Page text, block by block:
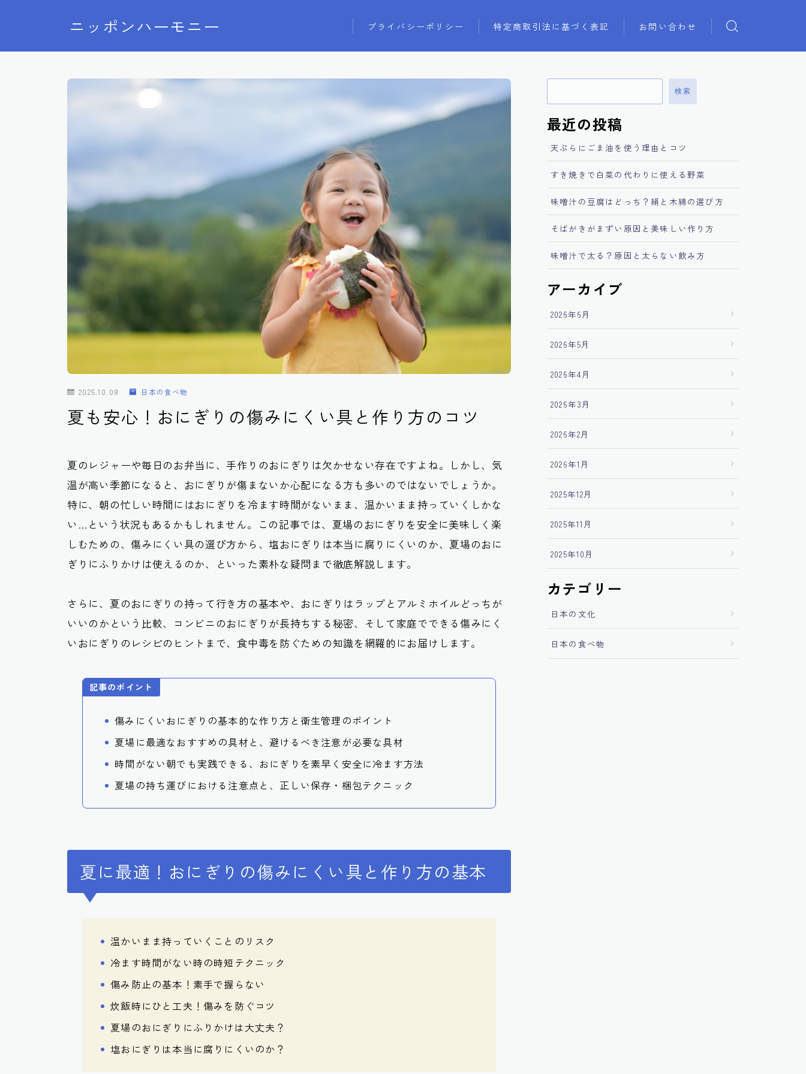
ニッポンハーモニー プライバシーポリシー 特定商取引法に基づく表記 お問い合わせ
2025.10.08 日本の食べ物
夏も安心！おにぎりの傷みにくい具と作り方のコツ
夏のレジャーや毎日のお弁当に、手作りのおにぎりは欠かせない存在ですよね。しかし、気
温が高い季節になると、おにぎりが傷まないか心配になる方も多いのではないでしょうか。
特に、朝の忙しい時間にはおにぎりを冷ます時間がないまま、温かいまま持っていくしかな
い…という状況もあるかもしれません。この記事では、夏場のおにぎりを安全に美味しく楽
しむための、傷みにくい具の選び方から、塩おにぎりは本当に腐りにくいのか、夏場のおに
ぎりにふりかけは使えるのか、といった素朴な疑問まで徹底解説します。
さらに、夏のおにぎりの持って行き方の基本や、おにぎりはラップとアルミホイルどっちが
いいのかという比較、コンビニのおにぎりが長持ちする秘密、そして家庭でできる傷みにく
いおにぎりのレシピのヒントまで、食中毒を防ぐための知識を網羅的にお届けします。
記事のポイント
傷みにくいおにぎりの基本的な作り方と衛生管理のポイント
夏場に最適なおすすめの具材と、避けるべき注意が必要な具材
時間がない朝でも実践できる、おにぎりを素早く安全に冷ます方法
夏場の持ち運びにおける注意点と、正しい保存・梱包テクニック
夏に最適！おにぎりの傷みにくい具と作り方の基本
温かいまま持っていくことのリスク
冷ます時間がない時の時短テクニック
傷み防止の基本！素手で握らない
炊飯時にひと工夫！傷みを防ぐコツ
夏場のおにぎりにふりかけは大丈夫？
塩おにぎりは本当に腐りにくいのか？
検索
最近の投稿
天ぷらにごま油を使う理由とコツ
すき焼きで白菜の代わりに使える野菜
味噌汁の豆腐はどっち？絹と木綿の選び方
そばがきがまずい原因と美味しい作り方
味噌汁で太る？原因と太らない飲み方
アーカイブ
2026年6月
2026年5月
2026年4月
2026年3月
2026年2月
2026年1月
2025年12月
2025年11月
2025年10月
カテゴリー
日本の文化
日本の食べ物